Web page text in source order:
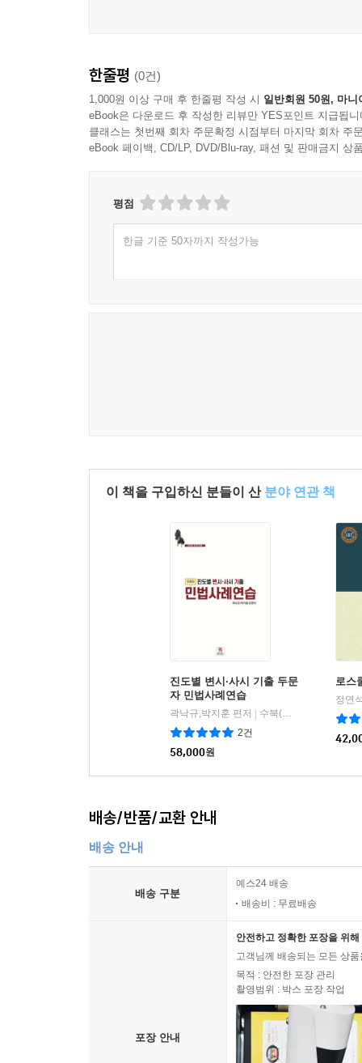
사례 09. 2022년도 제2차 변호사시험 모의시험 제
사례 10. 15회 변호사 기출 〈제1문의2〉 : 국민체
사례 11. 2025년도 제1차 변호사시험 모의시험 제
사례 12. 제3회 변호사시험 2문 : 운전면허를 받은
사례 14. 2025년도 제1차 변호사시험 모의시험
사례 15. 제10회 변호사시험 제2문 설문 4 : 강제접
사례 16. 제5회 변호사시험 제1문 : 지문채취, 영장
사례 28. 2025년도 제1차 변호사 시험 모의고사 2
사례 29. 2024년 제3차 모의시험 제2문 설문 4 : 재
사례 30. 변호사시험 2회 제2문 설문 3 : 공무원 퇴
사례 32. 2020년도 시행 제9회 변호사시험 : 문화
사례 33. 2016년도 시행 제5회 변호사시험 제2문
사례 35. 2023년도 제1차 변호사시험 모의시험 제
사례 37. 2025년 제2차 변호사시험 모의시험 : 위
사례 38. 2017년도 시행 제6회 변호사시험 제2문
사례 39. 2021년도 제2차 변호사시험 모의시험 :
사례 40. 2023년 모의고사 + 3차 2017년 모의고
296
사례 42. 2019년도 시행 제8회 변호사시험 제1문
사례 43. 2024년 제2차 모의시험 제1문 설문 3 : 비
사례 45. 2018년도 시행 제7회 변호사시험 : 학교
사례 01. 2023년도 제2차 변호사시험 모의시험
사례 02. 2023년도 제2차 변호사시험 모의시험 제
사례 03. 2024년 제1차 모의시험 제1문의 2 설문 :
사례 04. 제9회 변호사시험 제1문의 1 설문 2 : 국
사례 05. 2023년도 시행 제12회 변호사시험 : 국회
한줄평 (0건)
1,000원 이상 구매 후 한줄평 작성 시 일반회원 50원, 마니
eBook은 다운로드 후 작성한 리뷰만 YES포인트 지급됩니
클래스는 첫번째 회차 주문확정 시점부터 마지막 회차 주
eBook 페이백, CD/LP, DVD/Blu-ray, 패션 및 판매금지 상
평점
한글 기준 50자까지 작성가능
이 책을 구입하신 분들이 산 분야 연관 책
진도별 변시·사시 기출 두문
자 민법사례연습
곽낙규,박지훈 편저
수북(秀BOOK)
2건
58,000원
로스
정연
배송/반품/교환 안내
배송 안내
배송 구분
예스24 배송
배송비 : 무료배송
포장 안내
안전하고 정확한 포장을 위
고객님께 배송되는 모든 상
목적 : 안전한 포장 관리
촬영범위 : 박스 포장 작업